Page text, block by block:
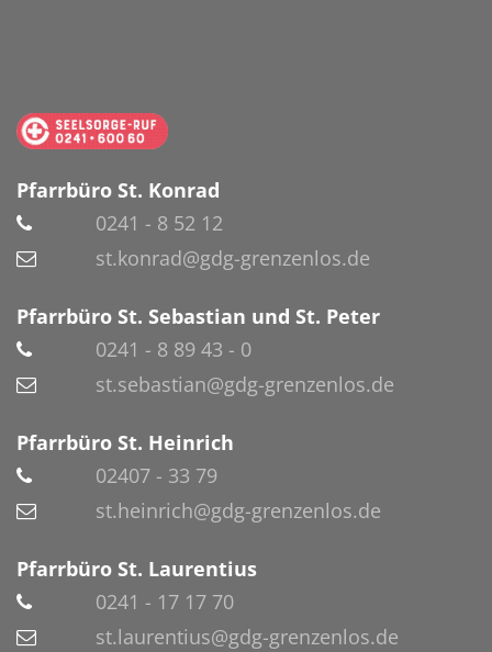
Pfarrbüro St. Konrad
0241 - 8 52 12
st.konrad@gdg-grenzenlos.de
Pfarrbüro St. Sebastian und St. Peter
0241 - 8 89 43 - 0
st.sebastian@gdg-grenzenlos.de
Pfarrbüro St. Heinrich
02407 - 33 79
st.heinrich@gdg-grenzenlos.de
Pfarrbüro St. Laurentius
0241 - 17 17 70
st.laurentius@gdg-grenzenlos.de